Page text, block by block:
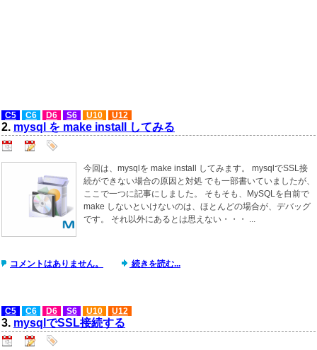
C5 C6 D6 S6 U10 U12
2. mysql を make install してみる
今回は、mysqlを make install してみます。 mysqlでSSL接
続ができない場合の原因と対処 でも一部書いていましたが、
ここで一つに記事にしました。 そもそも、MySQLを自前で
make しないといけないのは、ほとんどの場合が、デバッグ
です。 それ以外にあるとは思えない・・・ ...
コメントはありません。 続きを読む...
C5 C6 D6 S6 U10 U12
3. mysqlでSSL接続する